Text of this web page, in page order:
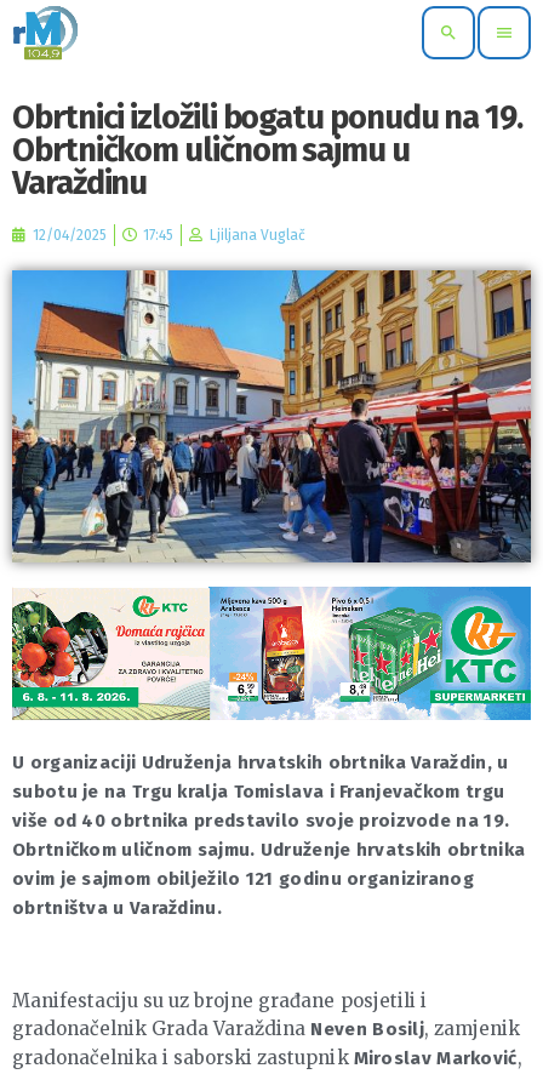
search menu
Obrtnici izložili bogatu ponudu na 19.
Obrtničkom uličnom sajmu u
Varaždinu
12/04/2025 17:45 Ljiljana Vuglač
U organizaciji Udruženja hrvatskih obrtnika Varaždin, u
subotu je na Trgu kralja Tomislava i Franjevačkom trgu
više od 40 obrtnika predstavilo svoje proizvode na 19.
Obrtničkom uličnom sajmu. Udruženje hrvatskih obrtnika
ovim je sajmom obilježilo 121 godinu organiziranog
obrtništva u Varaždinu.
Manifestaciju su uz brojne građane posjetili i
gradonačelnik Grada Varaždina Neven Bosilj, zamjenik
gradonačelnika i saborski zastupnik Miroslav Marković,